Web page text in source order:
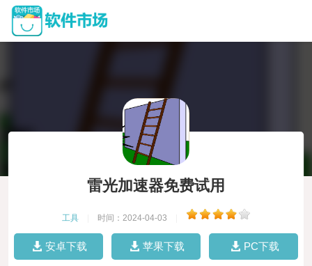
雷光加速器免费试用
工具 时间：2024-04-03
安卓下载 苹果下载 PC下载